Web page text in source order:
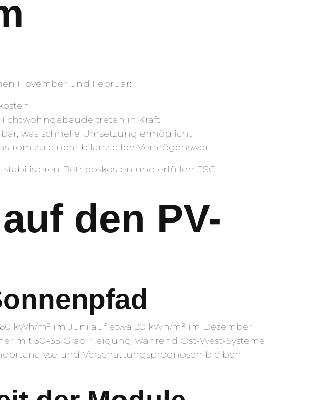
November und Februar:
treten in Kraft.
was schnelle Umsetzung ermöglicht.
zu einem bilanziellen Vermögenswert.
Betriebskosten und erfüllen ESG-
den PV-
kWh/m² im Juni auf etwa 20 kWh/m² im Dezember.
mit 30–35 Grad Neigung, während Ost-West-Systeme
und Verschattungsprognosen bleiben